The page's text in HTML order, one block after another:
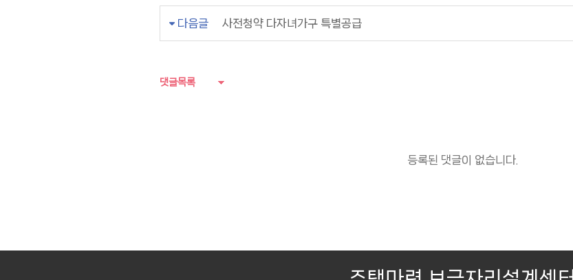
다음글 사전청약 다자녀가구 특별공급
댓글목록
등록된 댓글이 없습니다.